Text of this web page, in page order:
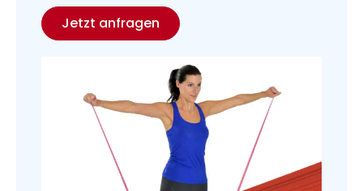
Jetzt anfragen